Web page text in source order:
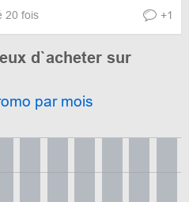
20 fois +1
d`acheter sur
par mois